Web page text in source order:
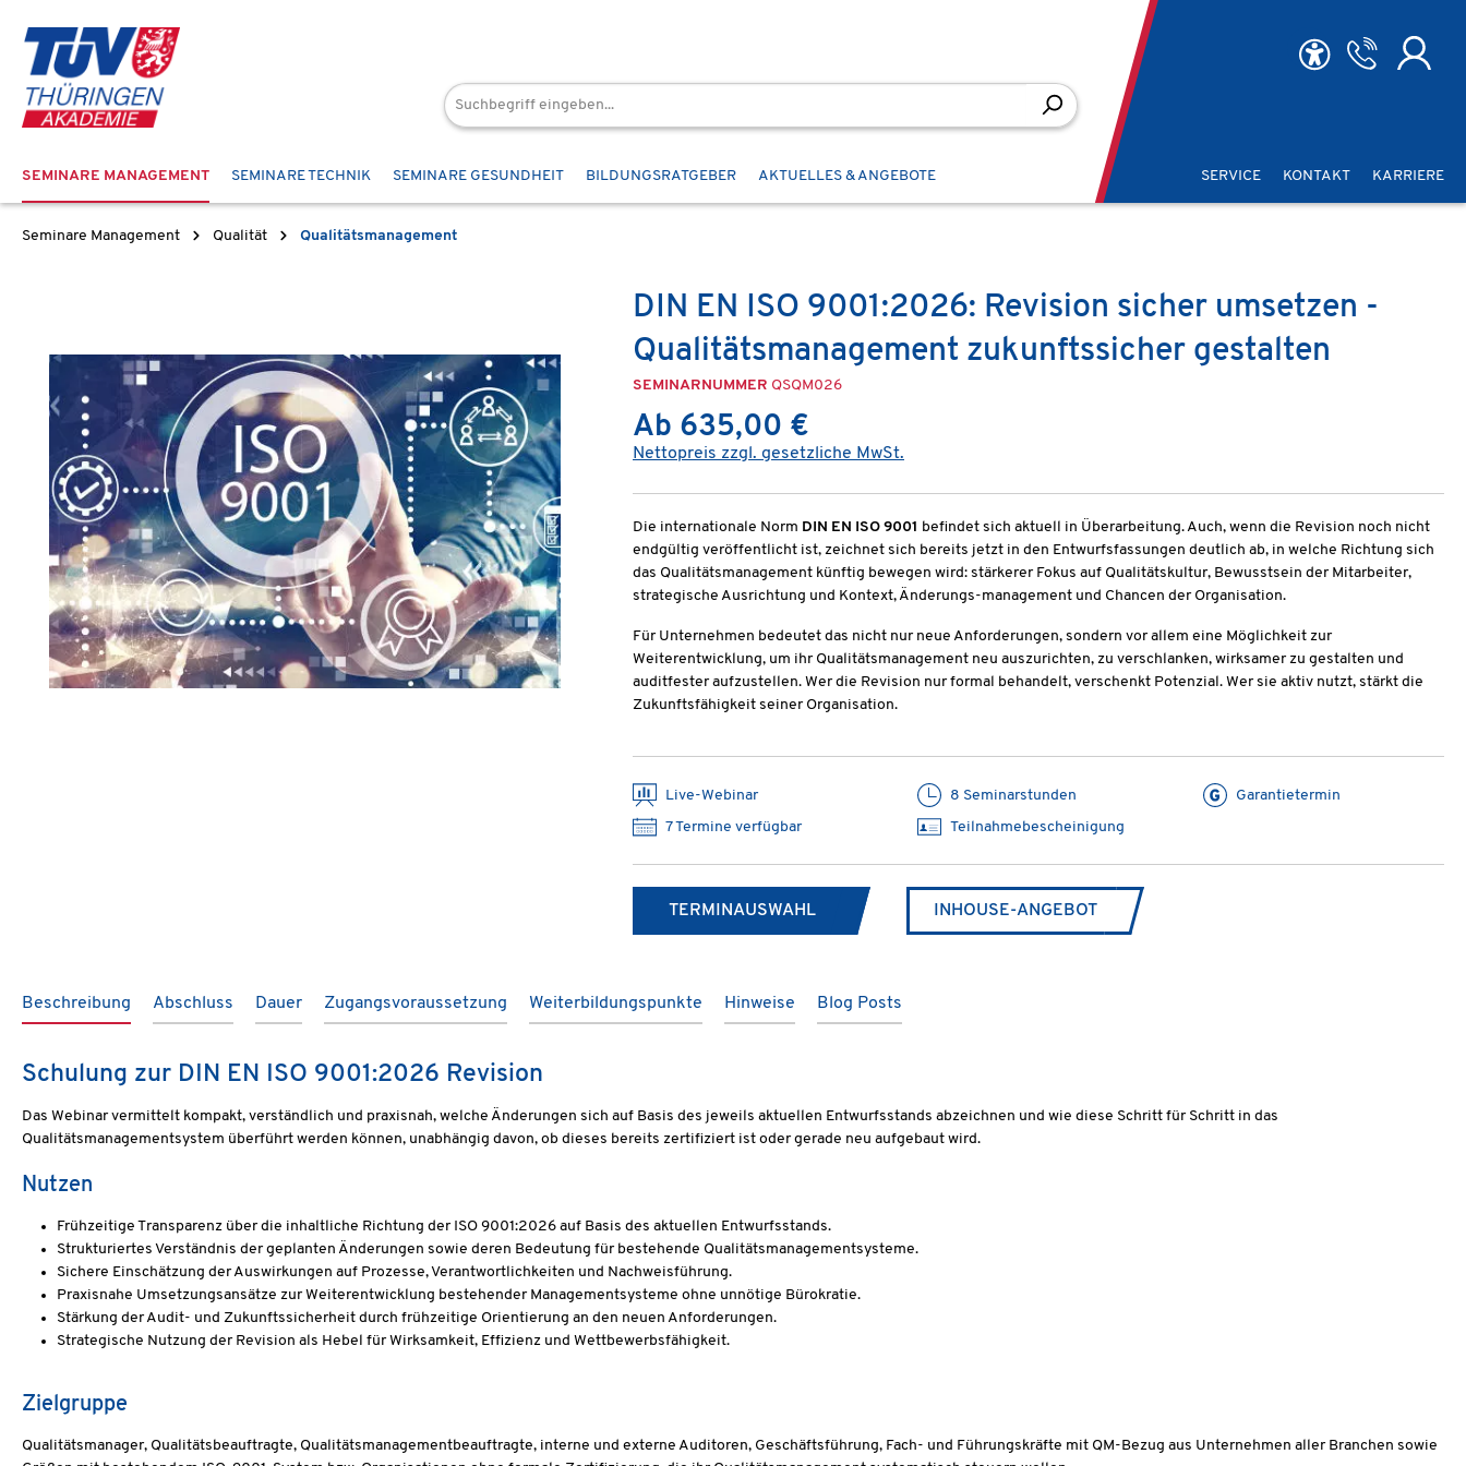
Hauptinhalt springen
Zur Suche springen
Zur Hauptnavigation springen
SEMINARE MANAGEMENT SEMINARE TECHNIK SEMINARE GESUNDHEIT BILDUNGSRATGEBER AKTUELLES & ANGEBOTE SERVICE KONTAKT KARRIERE
Seminare Management Qualität Qualitätsmanagement
DIN EN ISO 9001:2026: Revision sicher umsetzen -
Qualitätsmanagement zukunftssicher gestalten
SEMINARNUMMER QSQM026
Ab 635,00 €
Nettopreis zzgl. gesetzliche MwSt.
Die internationale Norm DIN EN ISO 9001 befindet sich aktuell in Überarbeitung. Auch, wenn die Revision noch nicht
endgültig veröffentlicht ist, zeichnet sich bereits jetzt in den Entwurfsfassungen deutlich ab, in welche Richtung sich
das Qualitätsmanagement künftig bewegen wird: stärkerer Fokus auf Qualitätskultur, Bewusstsein der Mitarbeiter,
strategische Ausrichtung und Kontext, Änderungs-management und Chancen der Organisation.
Für Unternehmen bedeutet das nicht nur neue Anforderungen, sondern vor allem eine Möglichkeit zur
Weiterentwicklung, um ihr Qualitätsmanagement neu auszurichten, zu verschlanken, wirksamer zu gestalten und
auditfester aufzustellen. Wer die Revision nur formal behandelt, verschenkt Potenzial. Wer sie aktiv nutzt, stärkt die
Zukunftsfähigkeit seiner Organisation.
Live-Webinar 8 Seminarstunden
Garantietermin
7 Termine verfügbar
Teilnahmebescheinigung
TERMINAUSWAHL INHOUSE-ANGEBOT
Beschreibung Abschluss Dauer Zugangsvoraussetzung Weiterbildungspunkte Hinweise Blog Posts
Schulung zur DIN EN ISO 9001:2026 Revision
Das Webinar vermittelt kompakt, verständlich und praxisnah, welche Änderungen sich auf Basis des jeweils aktuellen Entwurfsstands abzeichnen und wie diese Schritt für Schritt in das
Qualitätsmanagementsystem überführt werden können, unabhängig davon, ob dieses bereits zertifiziert ist oder gerade neu aufgebaut wird.
Nutzen
Frühzeitige Transparenz über die inhaltliche Richtung der ISO 9001:2026 auf Basis des aktuellen Entwurfsstands.
Strukturiertes Verständnis der geplanten Änderungen sowie deren Bedeutung für bestehende Qualitätsmanagementsysteme.
Sichere Einschätzung der Auswirkungen auf Prozesse, Verantwortlichkeiten und Nachweisführung.
Praxisnahe Umsetzungsansätze zur Weiterentwicklung bestehender Managementsysteme ohne unnötige Bürokratie.
Stärkung der Audit- und Zukunftssicherheit durch frühzeitige Orientierung an den neuen Anforderungen.
Strategische Nutzung der Revision als Hebel für Wirksamkeit, Effizienz und Wettbewerbsfähigkeit.
Zielgruppe
Qualitätsmanager, Qualitätsbeauftragte, Qualitätsmanagementbeauftragte, interne und externe Auditoren, Geschäftsführung, Fach- und Führungskräfte mit QM-Bezug aus Unternehmen aller Branchen sowie